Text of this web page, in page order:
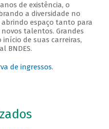
de existência, o
a diversidade no
espaço tanto para
talentos. Grandes
início de suas carreiras,
BNDES.
de ingressos.